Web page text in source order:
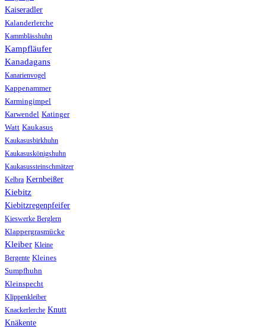
Kaiseradler
Kalanderlerche
Kammblässhuhn
Kampfläufer
Kanadagans
Kanarienvogel
Kappenammer
Karmingimpel
Karwendel Katinger
Watt Kaukasus
Kaukasusbirkhuhn
Kaukasuskönigshuhn
Kaukasussteinschmätzer
Kelbra Kernbeißer
Kiebitz
Kiebitzregenpfeifer
Kieswerke Berglern
Klappergrasmücke
Kleiber Kleine
Bergente Kleines
Sumpfhuhn
Kleinspecht
Klippenkleiber
Knackerlerche Knutt
Knäkente